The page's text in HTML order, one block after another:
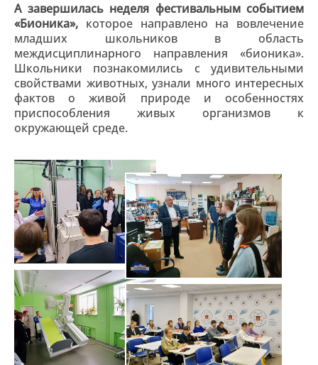
А завершилась неделя фестивальным событием
«Бионика», которое направлено на вовлечение
младших школьников в область
междисциплинарного направления «бионика».
Школьники познакомились с удивительными
свойствами животных, узнали много интересных
фактов о живой природе и особенностях
приспособления живых организмов к
окружающей среде.